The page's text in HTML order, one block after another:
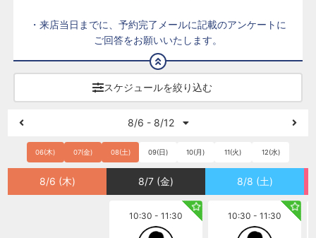
・来店当日までに、予約完了メールに記載のアンケートに
ご回答をお願いいたします。
スケジュールを絞り込む
8/6 - 8/12
06(木) 07(金) 08(土) 09(日) 10(月) 11(火) 12(水)
8/6 (木) 8/7 (金) 8/8 (土)
10:30 - 11:30 10:30 - 11:30